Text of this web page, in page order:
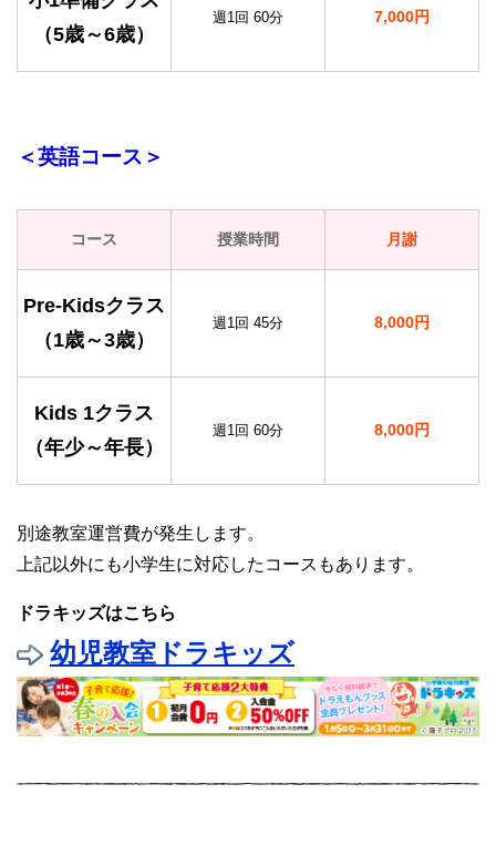
（5歳～6歳）
週1回 60分 7,000円
＜英語コース＞
コース 授業時間 月謝
Pre-Kidsクラス
（1歳～3歳）
週1回 45分 8,000円
Kids 1クラス
（年少～年長）
週1回 60分 8,000円
別途教室運営費が発生します。
上記以外にも小学生に対応したコースもあります。
ドラキッズはこちら
幼児教室ドラキッズ